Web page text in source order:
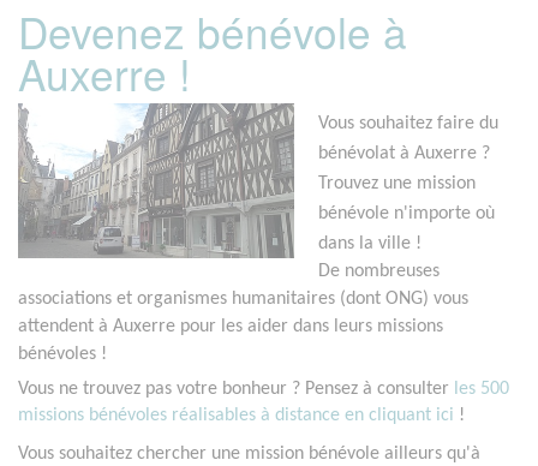
Devenez bénévole à
Auxerre !
Vous souhaitez faire du
bénévolat à Auxerre ?
Trouvez une mission
bénévole n'importe où
dans la ville !
De nombreuses
associations et organismes humanitaires (dont ONG) vous
attendent à Auxerre pour les aider dans leurs missions
bénévoles !
Vous ne trouvez pas votre bonheur ? Pensez à consulter les 500
missions bénévoles réalisables à distance en cliquant ici !
Vous souhaitez chercher une mission bénévole ailleurs qu'à